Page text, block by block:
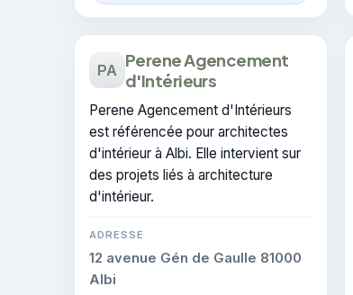
PA Perene Agencement
d'Intérieurs
Perene Agencement d'Intérieurs
est référencée pour architectes
d'intérieur à Albi. Elle intervient sur
des projets liés à architecture
d'intérieur.
ADRESSE
12 avenue Gén de Gaulle 81000
Albi